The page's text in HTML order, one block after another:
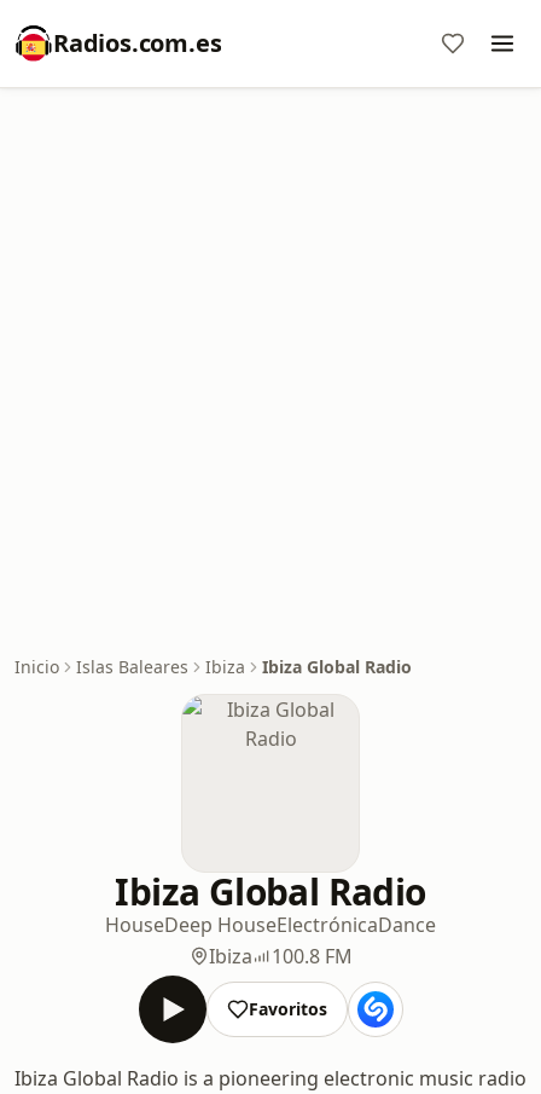
Radios.com.es
Inicio Islas Baleares Ibiza Ibiza Global Radio
Ibiza Global Radio
HouseDeep HouseElectrónicaDance
Ibiza
100.8 FM
Favoritos
Ibiza Global Radio is a pioneering electronic music radio